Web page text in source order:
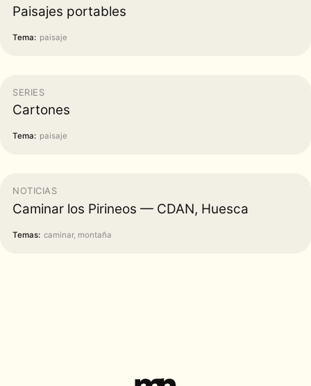
Paisajes portables
Tema: paisaje
SERIES
Cartones
Tema: paisaje
NOTICIAS
Caminar los Pirineos — CDAN, Huesca
Temas: caminar, montaña